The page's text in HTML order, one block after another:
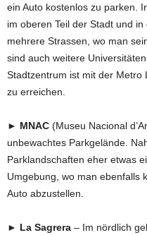
ein Auto kostenlos zu parken.
im oberen Teil der Stadt und
mehrere Strassen, wo man
sind auch weitere
Stadtzentrum ist mit der Metro
zu erreichen.
► MNAC (Museu Nacional
unbewachtes Parkgelände.
Parklandschaften eher etwas
Umgebung, wo man ebenfalls
Auto abzustellen.
► La Sagrera – Im nördlich